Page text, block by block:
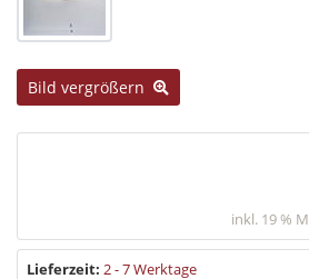
Bild vergrößern
inkl. 19 %
Lieferzeit: 2 - 7 Werktage